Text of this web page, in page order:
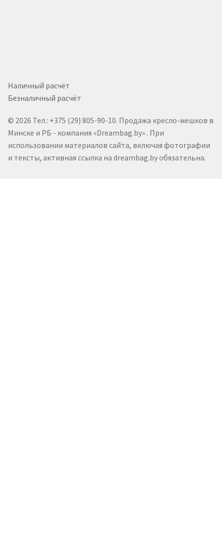
Наличный расчёт
Безналичный расчёт
© 2026 Тел.: +375 (29) 805-90-10. Продажа кресло-мешков в
Минске и РБ - компания «Dreambag.by» . При
использовании материалов сайта, включая фотографии
и тексты, активная ссылка на dreambag.by обязательна.